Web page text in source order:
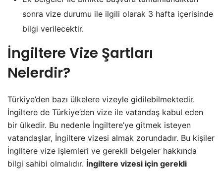
sonra vize durumu ile ilgili olarak 3 hafta içerisinde
bilgi verilecektir.
İngiltere Vize Şartları
Nelerdir?
Türkiye’den bazı ülkelere vizeyle gidilebilmektedir.
İngiltere de Türkiye’den vize ile vatandaş kabul eden
bir ülkedir. Bu nedenle İngiltere’ye gitmek isteyen
vatandaşlar, İngiltere vizesi almak zorundadır. Bu kişiler
İngiltere vize işlemleri ve gerekli belgeler hakkında
bilgi sahibi olmalıdır. İngiltere vizesi için gerekli